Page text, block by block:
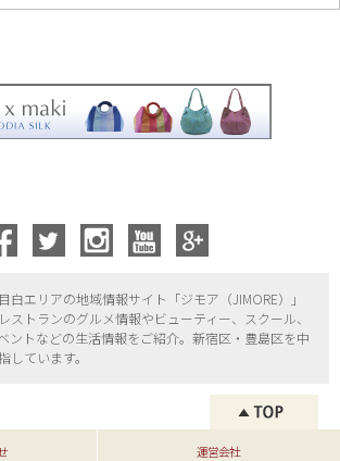
白エリアの地域情報サイト「ジモア（JIMORE）」
ストランのグルメ情報やビューティー、
スクール、
ントなどの生活情報をご紹介。新宿区・ 豊島区を中
しています。
運営会社